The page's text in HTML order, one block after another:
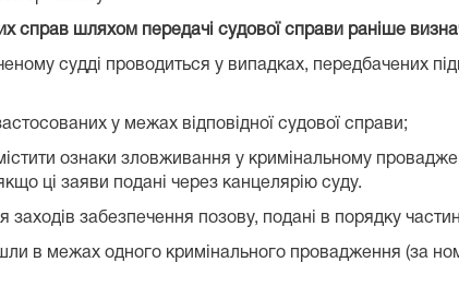
справ шляхом передачі судової справи раніше
судді проводиться у випадках, передбачених
у межах відповідної судової справи;
ознаки зловживання у кримінальному
ці заяви подані через канцелярію суду.
забезпечення позову, подані в порядку
в межах одного кримінального провадження (за